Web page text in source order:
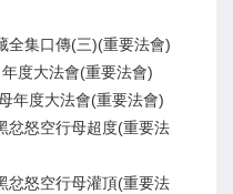
全集口傳(三)(重要法會)
度大法會(重要法會)
年度大法會(重要法會)
忿怒空行母超度(重要法
忿怒空行母灌頂(重要法